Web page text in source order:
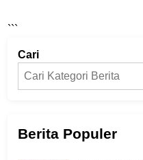
```
Cari
Berita Populer